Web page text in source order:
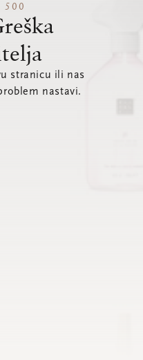
500
stranicu ili nas
nastavi.